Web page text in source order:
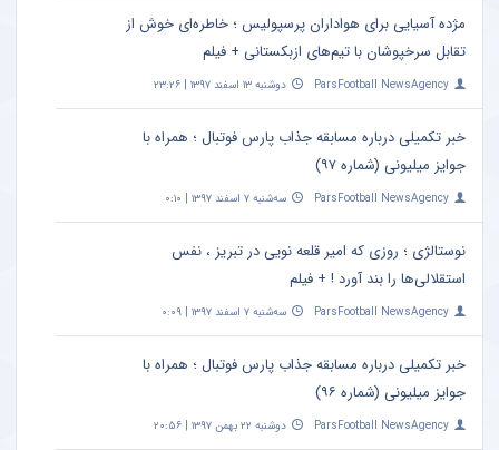
مژده آسیایی برای هواداران پرسپولیس ؛ خاطره‌ای خوش از
تقابل سرخپوشان با تیم‌های ازبکستانی + فیلم
ParsFootball NewsAgency دوشنبه ۱۳ اسفند ۱۳۹۷ | ۲۳:۲۶
خبر تکمیلی درباره مسابقه جذاب پارس فوتبال ؛ همراه با
جوایز میلیونی (شماره ۹۷)
ParsFootball NewsAgency سه‌شنبه ۷ اسفند ۱۳۹۷ | ۰:۱۰
نوستالژی ؛ روزی که امیر قلعه نویی در تبریز ، نفس
استقلالی‌ها را بند آورد ! + فیلم
ParsFootball NewsAgency سه‌شنبه ۷ اسفند ۱۳۹۷ | ۰:۰۹
خبر تکمیلی درباره مسابقه جذاب پارس فوتبال ؛ همراه با
جوایز میلیونی (شماره ۹۶)
ParsFootball NewsAgency دوشنبه ۲۲ بهمن ۱۳۹۷ | ۲۰:۵۶